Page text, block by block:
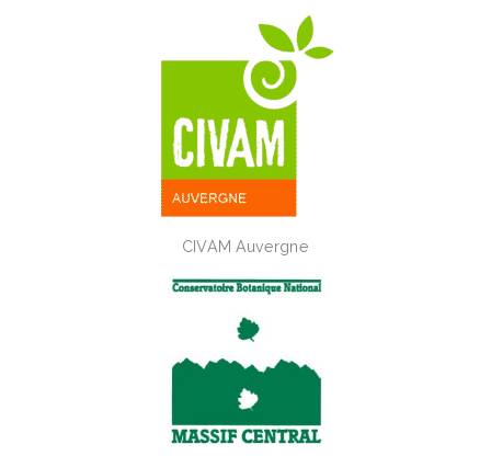
CIVAM Auvergne